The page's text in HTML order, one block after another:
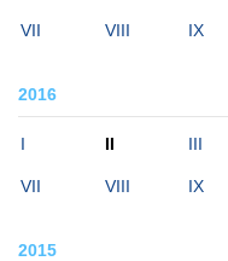
VII VIII IX
2016
I II III
VII VIII IX
2015